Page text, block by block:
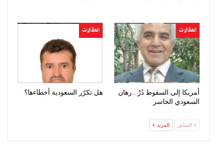
المقالات
أمريكا إلى السقوط دُرْ ..رهان
السعودي الخاسر
المقالات
هل تكرّر السعودية أخطاءها؟
السابق المزيد